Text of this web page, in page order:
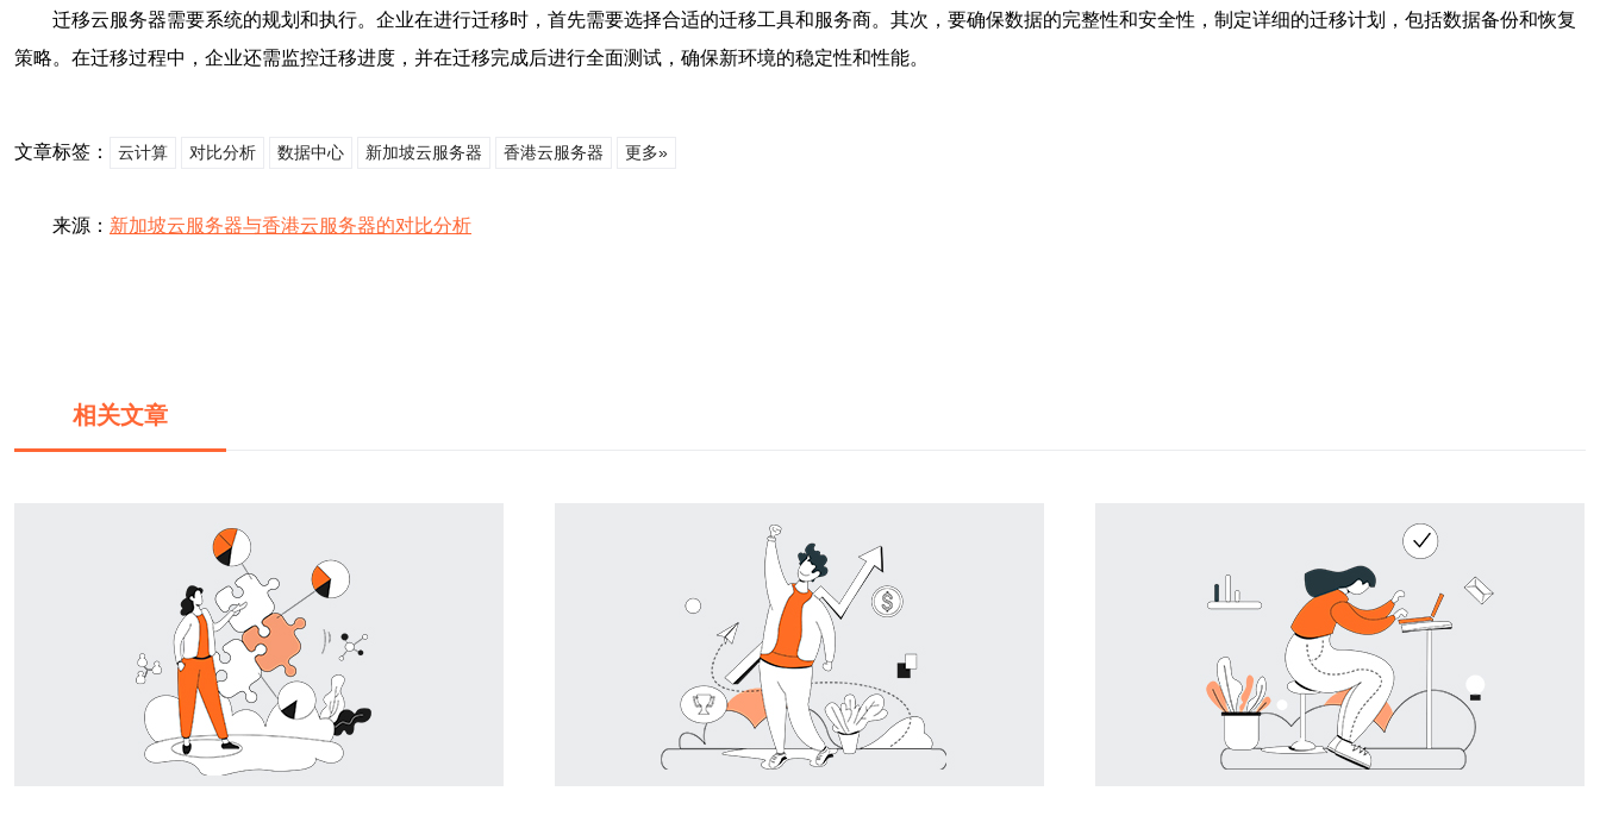
迁移云服务器需要系统的规划和执行。企业在进行迁移时，首先需要选择合适的迁移工具和服务商。其次，要确保数据的完整性和安全性，制定详细的迁移计划，包括数据备份和恢复
策略。在迁移过程中，企业还需监控迁移进度，并在迁移完成后进行全面测试，确保新环境的稳定性和性能。
文章标签： 云计算 对比分析 数据中心 新加坡云服务器 香港云服务器 更多»
来源： 新加坡云服务器与香港云服务器的对比分析
相关文章